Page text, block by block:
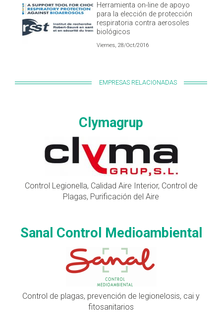
Herramienta on-line de apoyo
para la elección de protección
respiratoria contra aerosoles
biológicos
Viernes, 28/Oct/2016
EMPRESAS RELACIONADAS
Clymagrup
Control Legionella, Calidad Aire Interior, Control de
Plagas, Purificación del Aire
Sanal Control Medioambiental
Control de plagas, prevención de legionelosis, cai y
fitosanitarios